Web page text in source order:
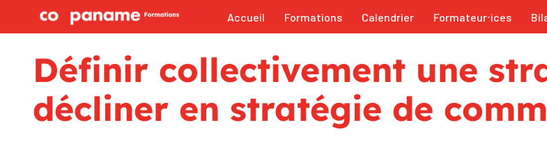
Aller
contenu
Accueil Formations Calendrier Formateur⋅ices
Définir collectivement une
décliner en stratégie de